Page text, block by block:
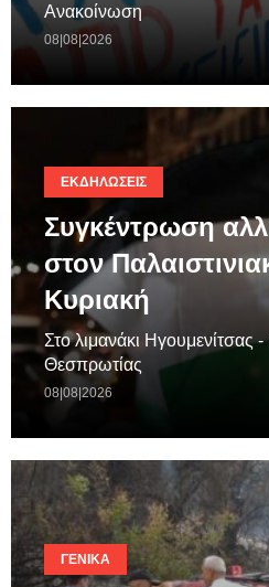
Ανακοίνωση
08|08|2026
ΕΚΔΗΛΏΣΕΙΣ
Συγκέντρωση
στον
Κυριακή
Στο λιμανάκι
Θεσπρωτίας
08|08|2026
ΓΕΝΙΚΆ